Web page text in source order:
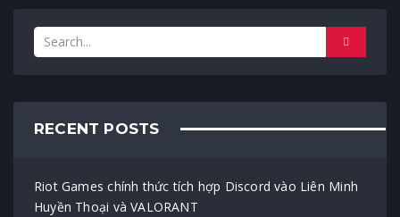
RECENT POSTS
Riot Games chính thức tích hợp Discord vào Liên Minh
Huyền Thoại và VALORANT